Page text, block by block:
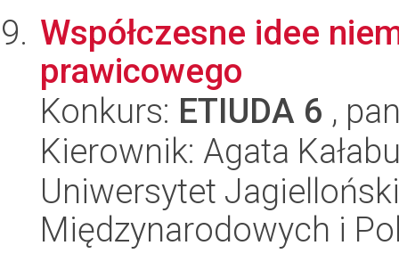
Współczesne idee
prawicowego
Konkurs: ETIUDA 6 ,
Kierownik: Agata
Uniwersytet
Międzynarodowych i